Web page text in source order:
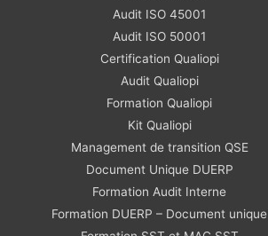
Audit ISO 45001
Audit ISO 50001
Certification Qualiopi
Audit Qualiopi
Formation Qualiopi
Kit Qualiopi
Management de transition QSE
Document Unique DUERP
Formation Audit Interne
Formation DUERP – Document unique